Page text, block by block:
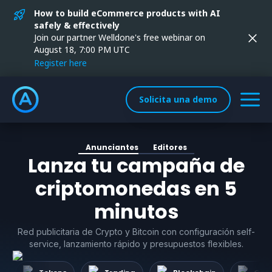
How to build eCommerce products with AI
safely & effectively
Join our partner Welldone's free webinar on
August 18, 7:00 PM UTC
Register here
Solicita una demo
Anunciantes Editores
Lanza tu campaña de
criptomonedas en 5
minutos
Red publicitaria de Crypto y Bitcoin con configuración self-
service, lanzamiento rápido y presupuestos flexibles.